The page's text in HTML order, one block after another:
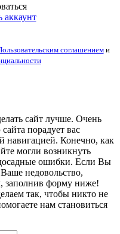
аккаунт
соглашениеми
сайт лучше. Очень
порадует вас
навигацией. Конечно, как
могли возникнуть
ошибки. Если Вы
недовольство,
заполнив форму ниже!
так, чтобы никто не
нам становиться